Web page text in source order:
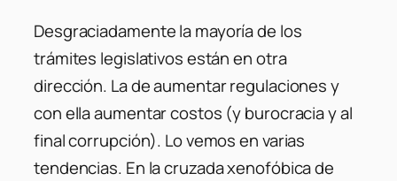
Desgraciadamente la mayoría de los
trámites legislativos están en otra
dirección. La de aumentar regulaciones y
con ella aumentar costos (y burocracia y al
final corrupción). Lo vemos en varias
tendencias. En la cruzada xenofóbica de